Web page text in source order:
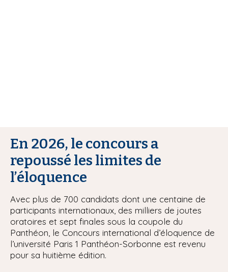
En 2026, le concours a
repoussé les limites de
l’éloquence
Avec plus de 700 candidats dont une centaine de
participants internationaux, des milliers de joutes
oratoires et sept finales sous la coupole du
Panthéon, le Concours international d’éloquence de
l’université Paris 1 Panthéon-Sorbonne est revenu
pour sa huitième édition.